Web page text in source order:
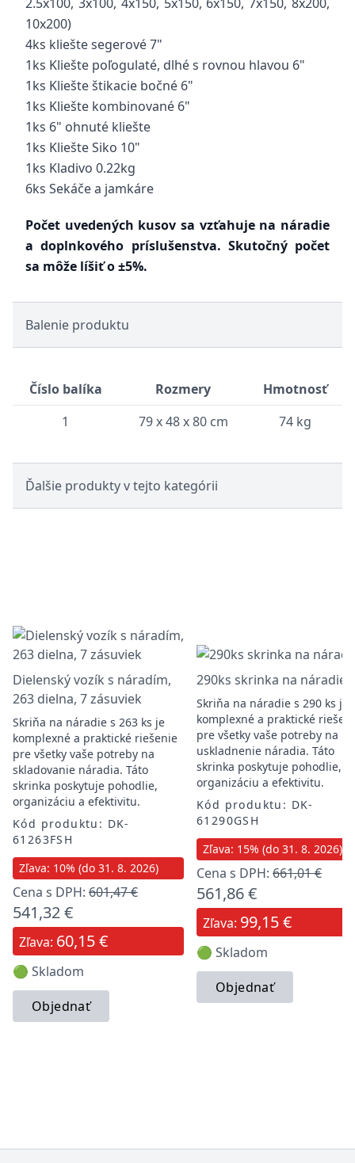
10x200)
4ks kliešte segerové 7"
1ks Kliešte poľogulaté, dlhé s rovnou hlavou 6"
1ks Kliešte štikacie bočné 6"
1ks Kliešte kombinované 6"
1ks 6" ohnuté kliešte
1ks Kliešte Siko 10"
1ks Kladivo 0.22kg
6ks Sekáče a jamkáre
Počet uvedených kusov sa vzťahuje na náradie
a doplnkového príslušenstva. Skutočný počet
sa môže líšiť o ±5%.
Balenie produktu
Číslo balíka Rozmery
Hmotnosť
1
79 x 48 x 80 cm 74 kg
Ďalšie produkty v tejto kategórii
Dielenský vozík s náradím,
263 dielna, 7 zásuviek
Skriňa na náradie s 263 ks je
komplexné a praktické riešenie
pre všetky vaše potreby na
skladovanie náradia. Táto
skrinka poskytuje pohodlie,
organizáciu a efektivitu.
Kód produktu: DK-
61263FSH
Zľava: 10% (do 31. 8. 2026)
Cena s DPH: 601,47 €
541,32 €
Zľava: 60,15 €
🟢 Skladom
Objednať
290ks skrinka na náradie
Skriňa na náradie s 290 ks je
komplexné a praktické
pre všetky vaše potreby na
uskladnenie náradia. Táto
skrinka poskytuje pohodlie,
organizáciu a efektivitu.
Kód produktu: DK-
61290GSH
Zľava: 15% (do 31. 8. 2026)
Cena s DPH: 661,01 €
561,86 €
Zľava: 99,15 €
🟢 Skladom
Objednať